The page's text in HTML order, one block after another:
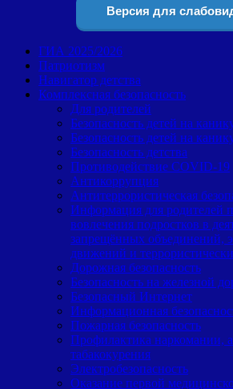
Версия для
ГИА 2025/2026
Патриотизм
Навигатор детства
Комплексная безопасность
Для родителей
Безопасность детей на
Безопасность детей на
Безопасность детства
Противодействие COVID-19
Антикоррупция
Антитеррористическая
Информация для родителей
вовлечения подростков в
запрещённых объединений,
движений и
Дорожная безопасность
Безопасность на железной
Безопасный Интернет
Информационная
Пожарная безопасность
Профилактика наркомании,
табакокурения
Электробезопасность
Оказание первой